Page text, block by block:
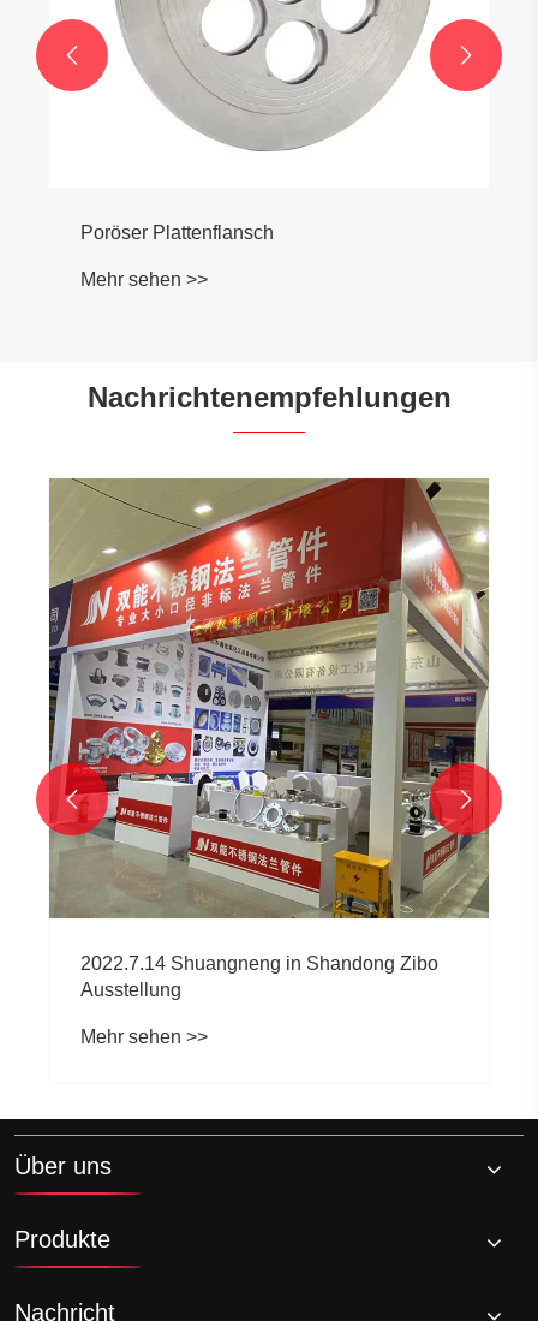
Poröser Plattenflansch
Mehr sehen >>
 
Nachrichtenempfehlungen
2022.7.14 Shuangneng in Shandong Zibo
Ausstellung
Mehr sehen >>
 
Über uns
Produkte
Nachricht